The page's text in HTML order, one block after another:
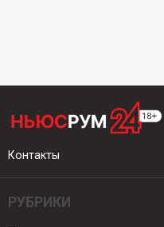
Контакты
РУБРИКИ